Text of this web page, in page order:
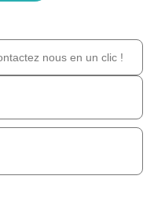
nous en un clic !